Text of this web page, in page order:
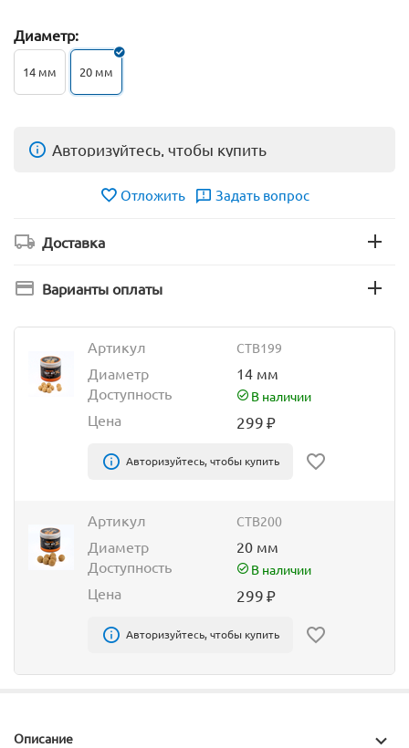
Диаметр:
14 мм 20 мм
Авторизуйтесь, чтобы купить
Отложить Задать вопрос
Доставка
Варианты оплаты
Артикул CTB199
Диаметр
14 мм
Доступность
В наличии
Цена 299₽
Авторизуйтесь, чтобы купить
Артикул CTB200
Диаметр
20 мм
Доступность
В наличии
Цена 299₽
Авторизуйтесь, чтобы купить
Описание